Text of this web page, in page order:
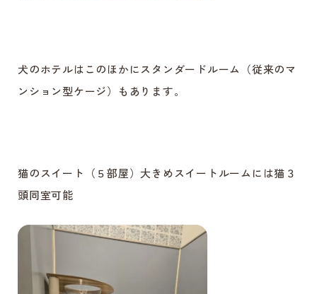
犬のホテルはこのほかにスタンダードルーム（従来のマ
ンション型ケージ）もあります。
猫のスイート（５部屋）大きめスイートルームには猫３
頭同室可能